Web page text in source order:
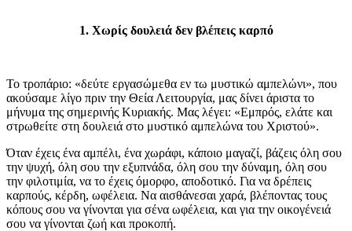
1. Χωρίς δουλειά δεν βλέπεις καρπό
Το τροπάριο: «δεύτε εργασώμεθα εν τω μυστικώ αμπελώνι», που
ακούσαμε λίγο πριν την Θεία Λειτουργία, μας δίνει άριστα το
μήνυμα της σημερινής Κυριακής. Μας λέγει: «Εμπρός, ελάτε και
στρωθείτε στη δουλειά στο μυστικό αμπελώνα του Χριστού».
Όταν έχεις ένα αμπέλι, ένα χωράφι, κάποιο μαγαζί, βάζεις όλη σου
την ψυχή, όλη σου την εξυπνάδα, όλη σου την δύναμη, όλη σου
την φιλοτιμία, να το έχεις όμορφο, αποδοτικό. Για να δρέπεις
καρπούς, κέρδη, ωφέλεια. Να αισθάνεσαι χαρά, βλέποντας τους
κόπους σου να γίνονται για σένα ωφέλεια, και για την οικογένειά
σου να γίνονται ζωή και προκοπή.